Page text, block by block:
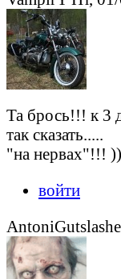
Та брось!!! к 3
так сказать.....
"на нервах"!!!
войти